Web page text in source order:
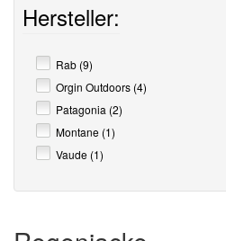
Hersteller:
Rab (9)
Orgin Outdoors (4)
Patagonia (2)
Montane (1)
Vaude (1)